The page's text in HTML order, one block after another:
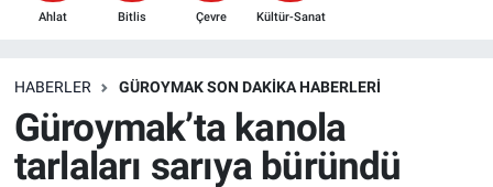
Ahlat Bitlis Çevre Kültür-Sanat
HABERLER GÜROYMAK SON DAKIKA HABERLERI
Güroymak’ta kanola
tarlaları sarıya büründü
Çevre
Eğitim
Ekonomi
Süper Lig Puan Durumu ve Fikstür
Son Dakika Haberleri
Haber Arşivi